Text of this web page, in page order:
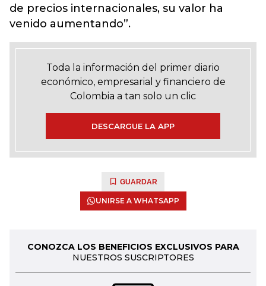
de precios internacionales, su valor ha
venido aumentando”.
Toda la información del primer diario
económico, empresarial y financiero de
Colombia a tan solo un clic
DESCARGUE LA APP
GUARDAR
UNIRSE A WHATSAPP
CONOZCA LOS BENEFICIOS EXCLUSIVOS PARA
NUESTROS SUSCRIPTORES